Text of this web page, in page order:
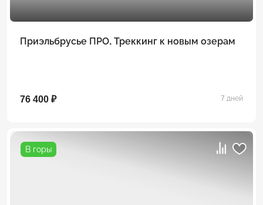
Приэльбрусье ПРО. Треккинг к новым озерам
76 400 ₽ 7 дней
В горы